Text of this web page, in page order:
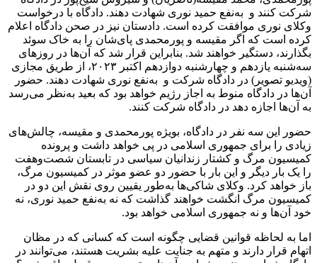
شرکت کنند و به‌نفع حمید نوری شهادت دهند. دادگاه با درخواست
وکلای نوری موافقت کرده است. دادستان نیز در صحن دادگاه اعلام
کرده است که اگر مقیسه و پورمحمدی پای‌شان را به خاک سوئد
بگذارند، دستگیر خواهند شد. بنابراین قرار شد که آن‌ها در روزهای
سه‌شنبه یازدهم و چهارشنبه دوازدهم اکتبر ٢٠٢٣، از طریق مجازی
(ویدیو تصویر) در دادگاه شرکت و به‌نفع نوری شهادت دهند. حضور
آن‌ها در دادگاه منوط به اجاز رژیم خواهد بود که بعید به‌نظر می‌رسد
به آن‌ها اجازه دهد در دادگاه شرکت کنند.
حضور این سه نفر در دادگاه، بویژه پورمحمدی و مقیسه، چالش‌های
زیادی را برای جمهوری اسلامی در پی خواهد داشت و پرونده
کمیسیون مرگ و کشتار زندانیان سیاسی در تابستان شصت‌وهفت
را یک بار دیگر و این بار با حضور دو عضو موثر در کمیسیون مرگ،
باز خواهد کرد. وکلای شاکی‌ها به‌طور یقیین روی نقش این دو در
کمیسیون مرگ انگشت خواهند گذاشت که نه به‌نفع حمید نوری، نه
خود آن‌ها و نه جمهوری اسلامی خواهد بود.
اما به لحاظه قوانین قضایی چگونه است که کسانی که در مظان
اتهام قرار دارند و متهم به جنایت علیه بشریت هستند، می‌توانند در